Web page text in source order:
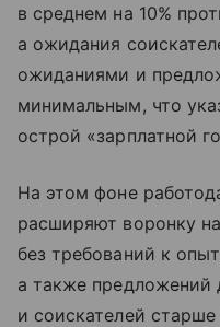
в среднем на 10%
а ожидания
ожиданиями и
минимальным, что
острой «зарплатной
На этом фоне
расширяют воронку
без требований к
а также предложений
и соискателей